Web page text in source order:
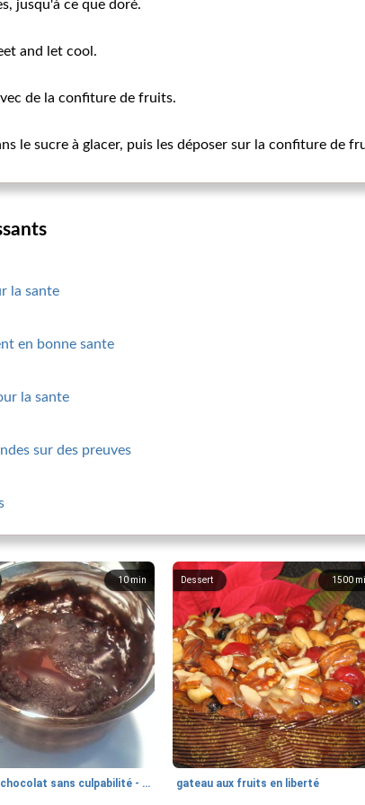
jusqu'à ce que doré.
and let cool.
de la confiture de fruits.
le sucre à glacer, puis les déposer sur la confiture de
la sante
en bonne sante
la sante
sur des preuves
10min
tasse de chocolat sans culpabilité - sans sucre, sans graisse, sans farine
1500
Dessert
gateau aux fruits en liberté